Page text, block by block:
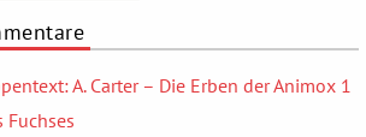
A. Carter – Die Erben der Animox 1
Fuchses